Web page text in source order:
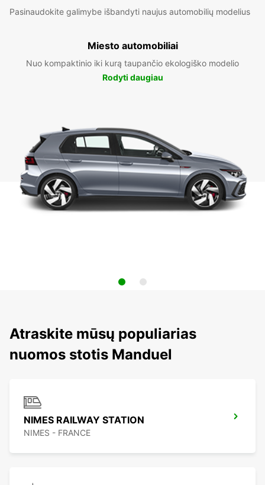
Pasinaudokite galimybe išbandyti naujus automobilių modelius
Miesto automobiliai
Nuo kompaktinio iki kurą taupančio ekologiško modelio
Rodyti daugiau
Atraskite mūsų populiarias
nuomos stotis Manduel
NIMES RAILWAY STATION
NIMES - FRANCE